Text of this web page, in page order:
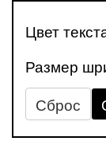
Цвет
Размер
Сброс